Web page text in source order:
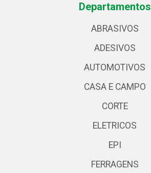
Departamentos
ABRASIVOS
ADESIVOS
AUTOMOTIVOS
CASA E CAMPO
CORTE
ELETRICOS
EPI
FERRAGENS